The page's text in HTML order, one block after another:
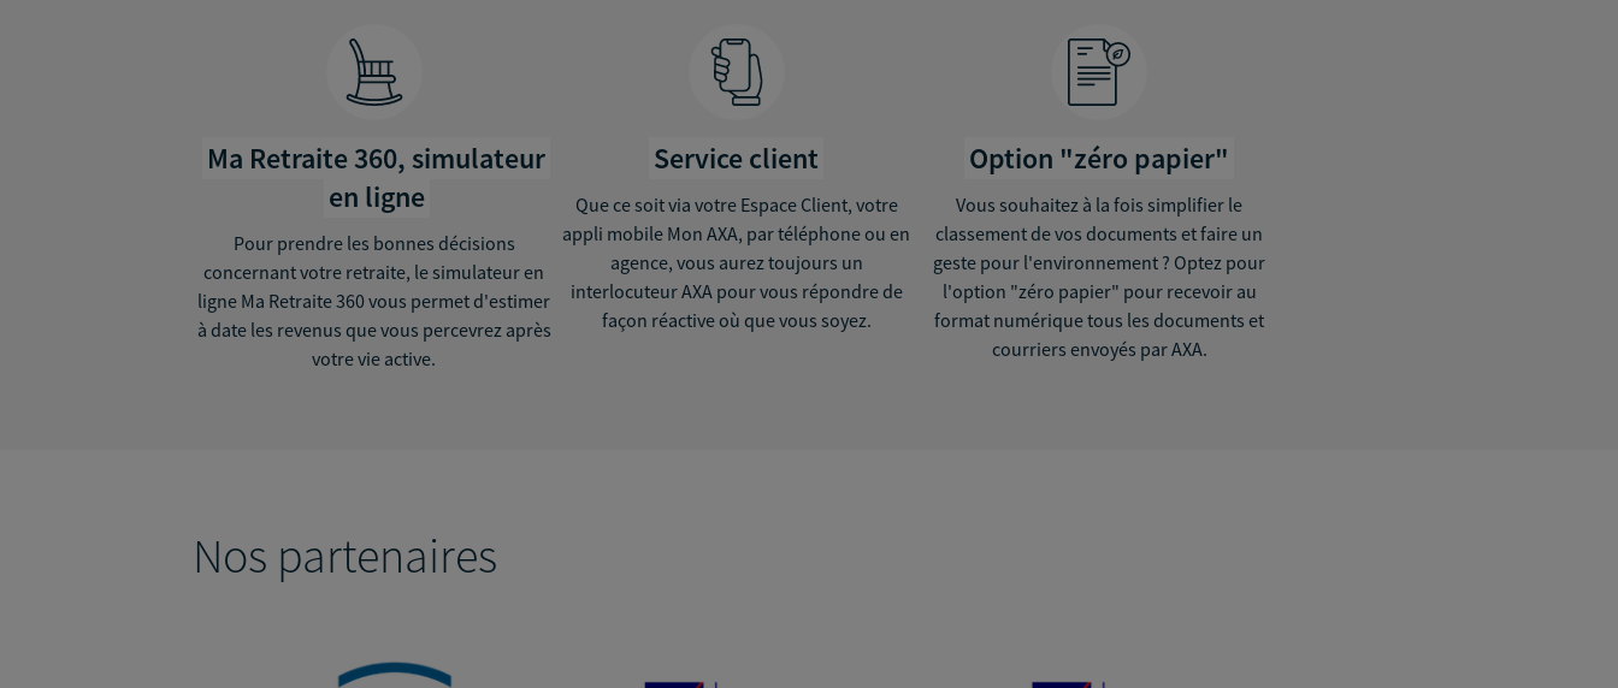
Ma Retraite 360, simulateur
en ligne
Pour prendre les bonnes décisions
concernant votre retraite, le simulateur en
ligne Ma Retraite 360 vous permet d'estimer
à date les revenus que vous percevrez après
votre vie active.
Service client
Que ce soit via votre Espace Client, votre
appli mobile Mon AXA, par téléphone ou en
agence, vous aurez toujours un
interlocuteur AXA pour vous répondre de
façon réactive où que vous soyez.
Option "zéro papier"
Vous souhaitez à la fois simplifier le
classement de vos documents et faire un
geste pour l'environnement ? Optez pour
l'option "zéro papier" pour recevoir au
format numérique tous les documents et
courriers envoyés par AXA.
Nos partenaires